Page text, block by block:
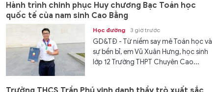
Hành trình chinh phục Huy chương Bạc Toán học
quốc tế của nam sinh Cao Bằng
Học đường 3 giờ trước
GD&TĐ - Từ niềm say mê Toán học và
sự bền bỉ, em Vũ Xuân Hưng, học sinh
lớp 12 Trường THPT Chuyên Cao...